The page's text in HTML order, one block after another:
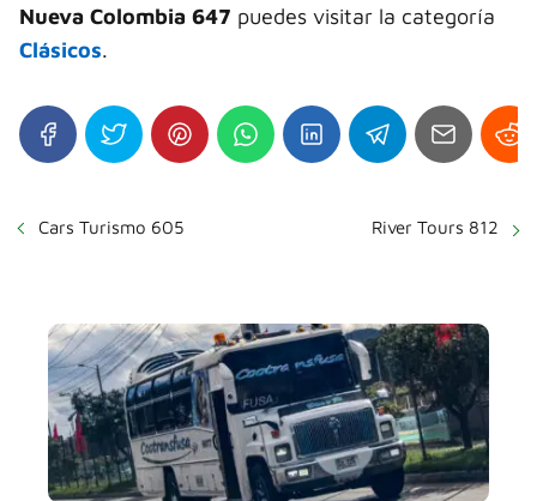
Nueva Colombia 647 puedes visitar la categoría
Clásicos.
Cars Turismo 605 River Tours 812